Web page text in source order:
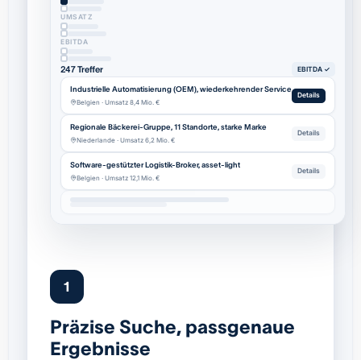
UMSATZ
EBITDA
247 Treffer EBITDA ✓
Industrielle Automatisierung (OEM), wiederkehrender Service
Belgien · Umsatz 8,4 Mio. €
Details
Regionale Bäckerei-Gruppe, 11 Standorte, starke Marke
Niederlande · Umsatz 6,2 Mio. €
Details
Software-gestützter Logistik-Broker, asset-light
Belgien · Umsatz 12,1 Mio. €
Details
1
Präzise Suche, passgenaue
Ergebnisse